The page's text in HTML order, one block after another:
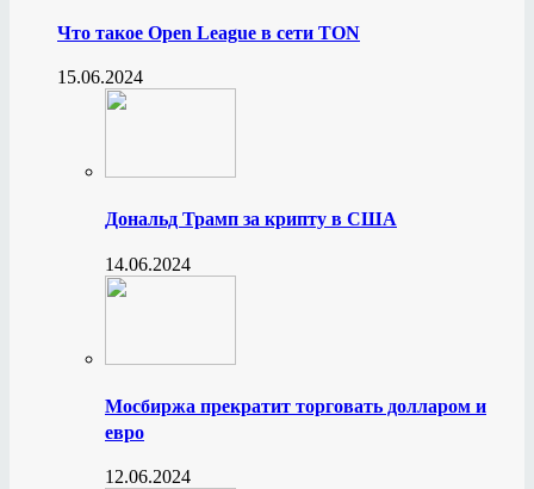
Что такое Open League в сети TON
15.06.2024
Дональд Трамп за крипту в США
14.06.2024
Мосбиржа прекратит торговать долларом и
евро
12.06.2024